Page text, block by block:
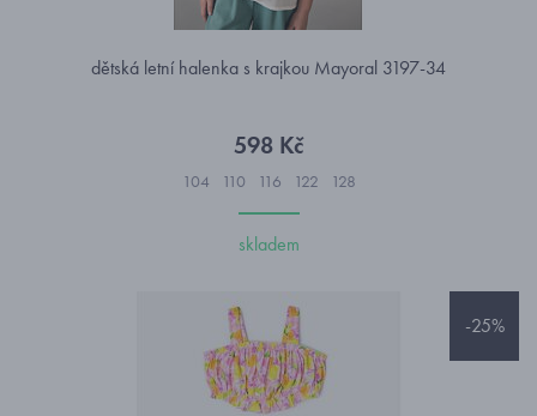
dětská letní halenka s krajkou Mayoral 3197-34
598 Kč
104 110 116 122 128
skladem
-25%